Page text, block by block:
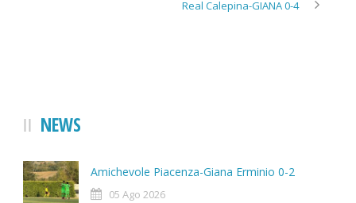
Real Calepina-GIANA 0-4
NEWS
Amichevole Piacenza-Giana Erminio 0-2
05 Ago 2026